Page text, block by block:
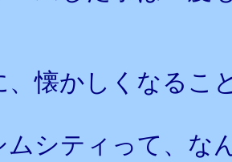
、懐かしくなるこ
ムシティって、な